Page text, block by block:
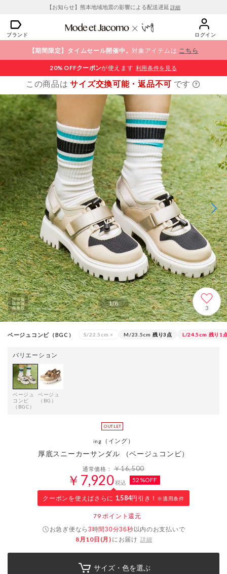
【お知らせ】熊本地域地震の影響による配送遅延 詳細
ブランド ログイン
【期間限定】タイムセール開催中。対象アイテムは こちら
20% OFFクーポンが使えます 利用条件を見る
この商品はサイズ交換可能・返品不可 です
1/8
3
ベージュコンビ（BGC） S/22.5cm × M/23.5cm 残り3点 L/24.5cm 残り1
バリエーション
ベージュ
コンビ
（BGC）
ベージュ
（BG）
ing （イング）
厚底スニーカーサンダル （ベージュコンビ）
通常価格：￥16,500
￥7,920税込 52%OFF
クーポンを使えばさらに 1,584円引き！ ※適用条件
79 ポイント還元
お急ぎ便なら3時間30分35秒以内のお支払いで
8月10日(月) にお届け 詳細
サイズ・色を選ぶ